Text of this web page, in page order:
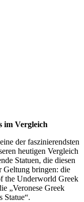
im Vergleich
der faszinierendsten
heutigen Vergleich
Statuen, die diesen
Geltung bringen: die
the Underworld Greek
„Veronese Greek
Statue“.